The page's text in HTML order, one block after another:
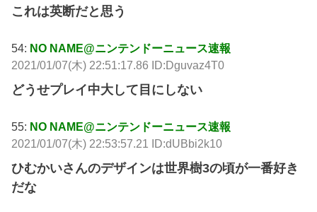
これは英断だと思う
54: NO NAME@ニンテンドーニュース速報
2021/01/07(木) 22:51:17.86 ID:Dguvaz4T0
どうせプレイ中大して目にしない
55: NO NAME@ニンテンドーニュース速報
2021/01/07(木) 22:53:57.21 ID:dUBbi2k10
ひむかいさんのデザインは世界樹3の頃が一番好き
だな